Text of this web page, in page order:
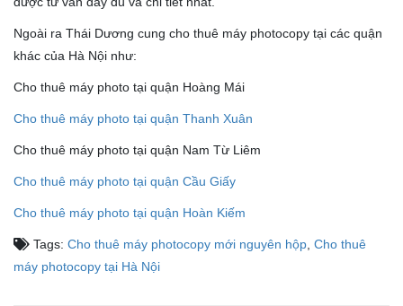
Ngoài ra Thái Dương cung cho thuê máy photocopy tại các quận
khác của Hà Nội như:
Cho thuê máy photo tại quận Hoàng Mái
Cho thuê máy photo tại quận Thanh Xuân
Cho thuê máy photo tại quận Nam Từ Liêm
Cho thuê máy photo tại quận Cầu Giấy
Cho thuê máy photo tại quận Hoàn Kiếm
Tags: Cho thuê máy photocopy mới nguyên hộp, Cho thuê
máy photocopy tại Hà Nội